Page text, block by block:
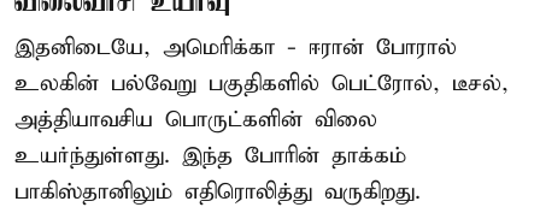
இதனிடையே, அமெரிக்கா - ஈரான் போரால்
உலகின் பல்வேறு பகுதிகளில் பெட்ரோல், டீசல்,
அத்தியாவசிய பொருட்களின் விலை
உயர்ந்துள்ளது. இந்த போரின் தாக்கம்
பாகிஸ்தானிலும் எதிரொலித்து வருகிறது.